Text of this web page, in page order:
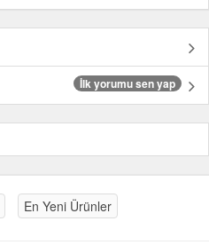
İlk yorumu sen yap
En Yeni Ürünler